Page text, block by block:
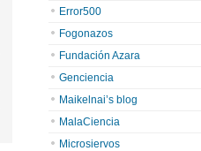
Error500
Fogonazos
Fundación Azara
Genciencia
Maikelnai’s blog
MalaCiencia
Microsiervos